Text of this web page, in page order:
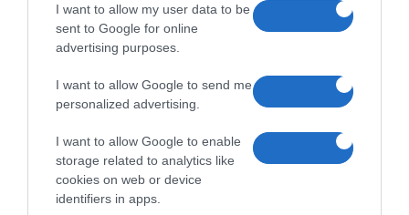
I want to allow my user data to be
sent to Google for online
advertising purposes.
I want to allow Google to send me
personalized advertising.
I want to allow Google to enable
storage related to analytics like
cookies on web or device
identifiers in apps.
Sokan nem rajonganak az évek óta egyre inkább növekvõ kijelzõkért
és szeretnének 5 col alatt maradni, hogy még egyszerûen kezelhetõ
2017.03.28
| Xiaomi Today
Többekben felmerülhet a jogos kérdés, hogy vajon mi az a Bixby, mit
mutat be a Samsung holnap?